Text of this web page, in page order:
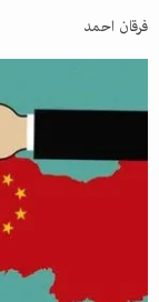
فرقان احمد